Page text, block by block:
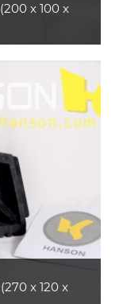
x 100 x
và thuận
x 120 x